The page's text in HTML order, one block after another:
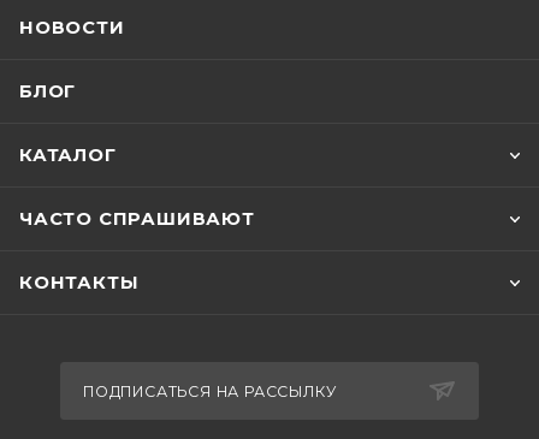
НОВОСТИ
БЛОГ
КАТАЛОГ
ЧАСТО СПРАШИВАЮТ
КОНТАКТЫ
ПОДПИСАТЬСЯ НА РАССЫЛКУ